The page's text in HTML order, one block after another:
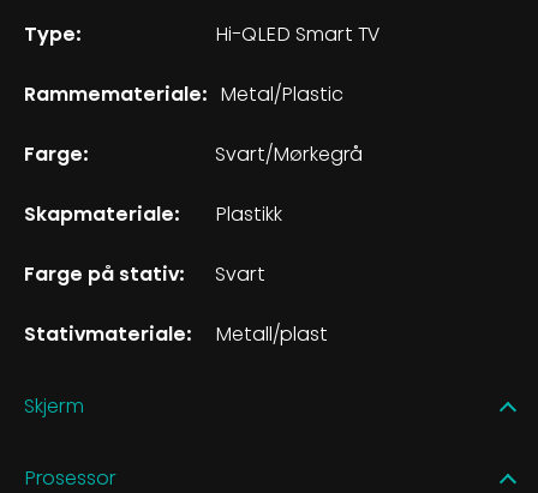
Type: Hi-QLED Smart TV
Rammemateriale: Metal/Plastic
Farge: Svart/Mørkegrå
Skapmateriale: Plastikk
Farge på stativ: Svart
Stativmateriale: Metall/plast
Skjerm
Prosessor